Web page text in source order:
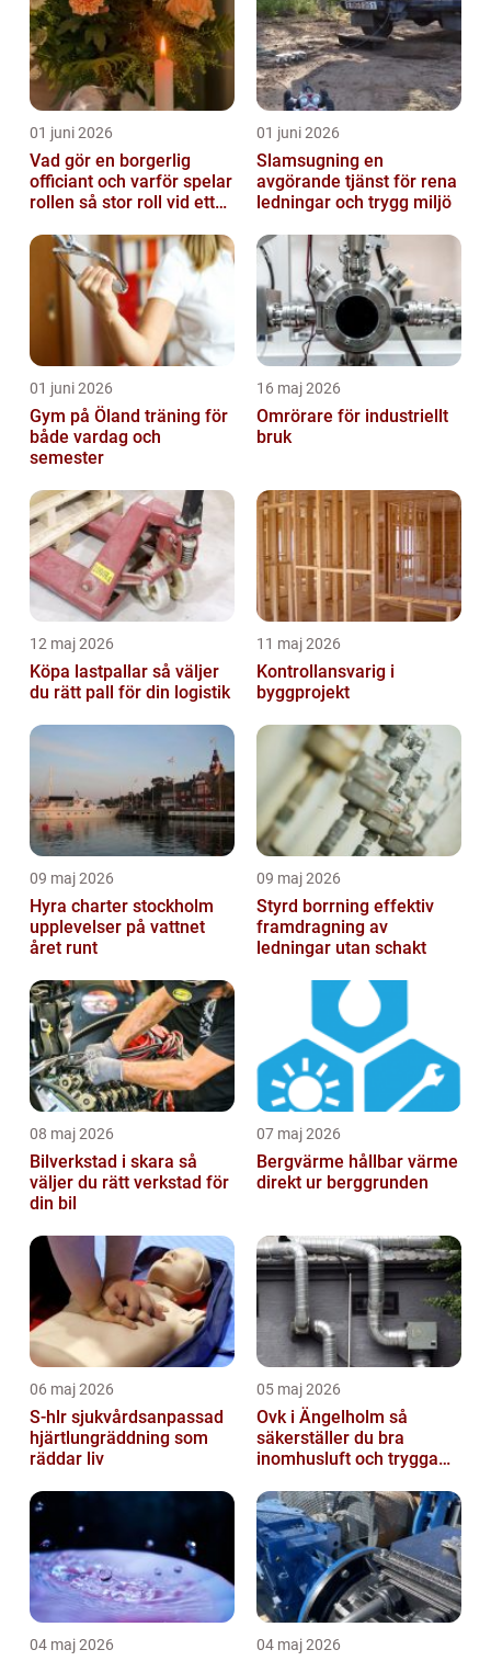
01 juni 2026
Vad gör en borgerlig
officiant och varför spelar
rollen så stor roll vid ett
01 juni 2026
Slamsugning en
avgörande tjänst för rena
ledningar och trygg miljö
01 juni 2026
Gym på Öland träning för
både vardag och
semester
16 maj 2026
Omrörare för industriellt
bruk
12 maj 2026
Köpa lastpallar så väljer
du rätt pall för din logistik
11 maj 2026
Kontrollansvarig i
byggprojekt
09 maj 2026
Hyra charter stockholm
upplevelser på vattnet
året runt
09 maj 2026
Styrd borrning effektiv
framdragning av
ledningar utan schakt
08 maj 2026
Bilverkstad i skara så
väljer du rätt verkstad för
din bil
07 maj 2026
Bergvärme hållbar värme
direkt ur berggrunden
06 maj 2026
S-hlr sjukvårdsanpassad
hjärtlungräddning som
räddar liv
05 maj 2026
Ovk i Ängelholm så
säkerställer du bra
inomhusluft och trygga
04 maj 2026 04 maj 2026